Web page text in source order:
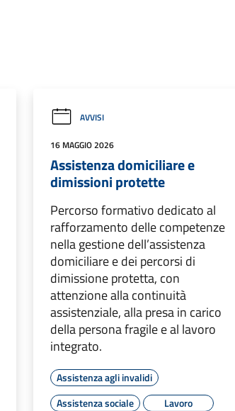
AVVISI
16 MAGGIO 2026
Assistenza domiciliare e
dimissioni protette
Percorso formativo dedicato al
rafforzamento delle competenze
nella gestione dell’assistenza
domiciliare e dei percorsi di
dimissione protetta, con
attenzione alla continuità
assistenziale, alla presa in carico
della persona fragile e al lavoro
integrato.
Assistenza agli invalidi
Assistenza sociale
Lavoro